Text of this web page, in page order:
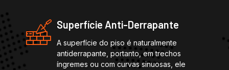
Superfície Anti-Derrapante
A superfície do piso é naturalmente
antiderrapante, portanto, em trechos
íngremes ou com curvas sinuosas, ele